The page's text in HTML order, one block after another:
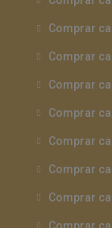
Comprar
Comprar
Comprar
Comprar
Comprar
Comprar
Comprar
Comprar